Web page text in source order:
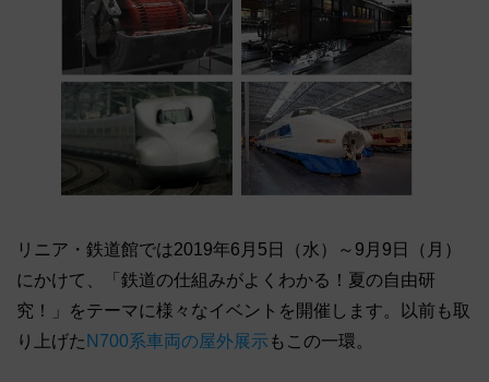
リニア・鉄道館では2019年6月5日（水）～9月9日（月）
にかけて、「鉄道の仕組みがよくわかる！夏の自由研
究！」をテーマに様々なイベントを開催します。以前も取
り上げた N700系車両の屋外展示 もこの一環。